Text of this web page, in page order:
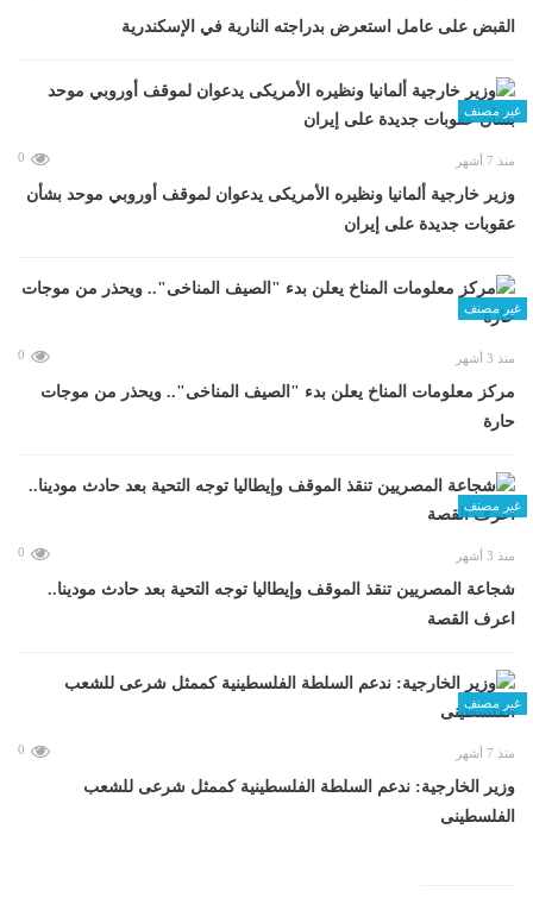
القبض على عامل استعرض بدراجته النارية في الإسكندرية
غير مصنف
منذ 7 أشهر 0
وزير خارجية ألمانيا ونظيره الأمريكى يدعوان لموقف أوروبي موحد بشأن
عقوبات جديدة على إيران
غير مصنف
منذ 3 أشهر 0
مركز معلومات المناخ يعلن بدء "الصيف المناخى".. ويحذر من موجات
حارة
غير مصنف
منذ 3 أشهر 0
شجاعة المصريين تنقذ الموقف وإيطاليا توجه التحية بعد حادث مودينا..
اعرف القصة
غير مصنف
منذ 7 أشهر 0
وزير الخارجية: ندعم السلطة الفلسطينية كممثل شرعى للشعب
الفلسطينى